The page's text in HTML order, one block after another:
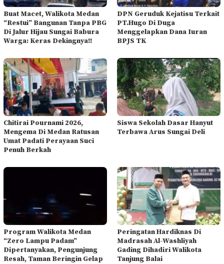
Buat Macet, Walikota Medan
“Restui” Bangunan Tanpa PBG
Di Jalur Hijau Sungai Babura
Warga: Keras Dekingnya!!
DPN Geruduk Kejatisu Terkait
PT.Hugo Di Duga
Menggelapkan Dana Iuran
BPJS TK
Chitirai Pournami 2026,
Mengema Di Medan Ratusan
Umat Padati Perayaan Suci
Penuh Berkah
Siswa Sekolah Dasar Hanyut
Terbawa Arus Sungai Deli
Program Walikota Medan
“Zero Lampu Padam”
Dipertanyakan, Pengunjung
Resah, Taman Beringin Gelap
Peringatan Hardiknas Di
Madrasah Al-Washliyah
Gading Dihadiri Walikota
Tanjung Balai